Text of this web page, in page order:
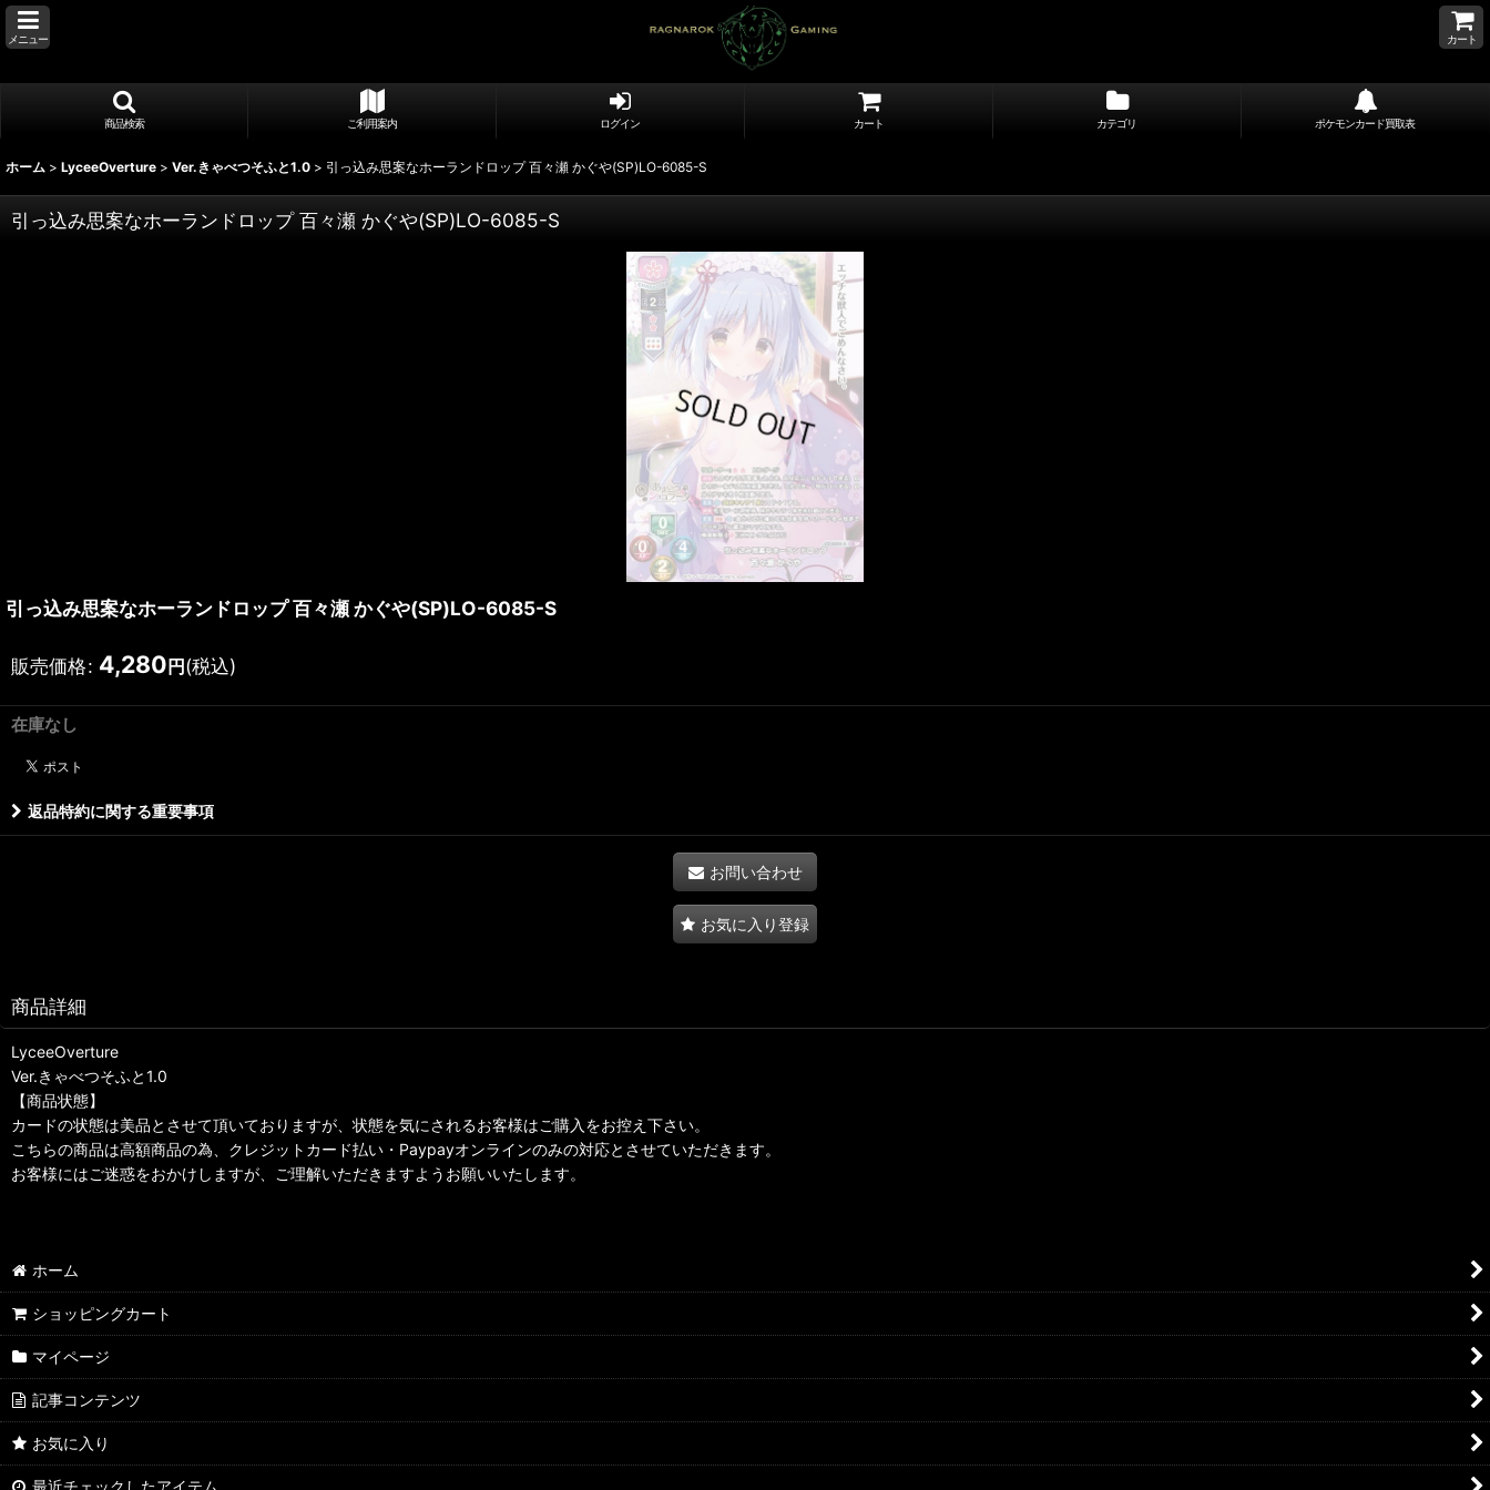
メニュー カート
商品検索 ご利用案内 ログイン カート カテゴリ ポケモンカード買取表
ホーム > LyceeOverture > Ver.きゃべつそふと1.0 > 引っ込み思案なホーランドロップ 百々瀬 かぐや(SP)LO-6085-S
引っ込み思案なホーランドロップ 百々瀬 かぐや(SP)LO-6085-S
引っ込み思案なホーランドロップ 百々瀬 かぐや(SP)LO-6085-S
販売価格: 4,280 円 (税込)
在庫なし
返品特約に関する重要事項
お問い合わせ
お気に入り登録
商品詳細
LyceeOverture
Ver.きゃべつそふと1.0
【商品状態】
カードの状態は美品とさせて頂いておりますが、状態を気にされるお客様はご購入をお控え下さい。
こちらの商品は高額商品の為、クレジットカード払い・Paypayオンラインのみの対応とさせていただきます。
お客様にはご迷惑をおかけしますが、ご理解いただきますようお願いいたします。
ホーム
ショッピングカート
マイページ
記事コンテンツ
お気に入り
最近チェックしたアイテム